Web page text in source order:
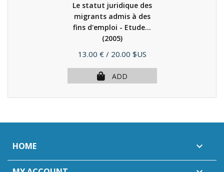
Le statut juridique des
migrants admis à des
fins d'emploi - Etude...
(2005)
Price
13.00 € / 20.00 $US
ADD
HOME 